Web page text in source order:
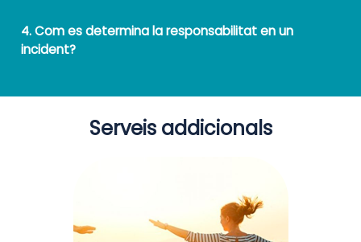
4. Com es determina la responsabilitat en un
incident?
Serveis addicionals